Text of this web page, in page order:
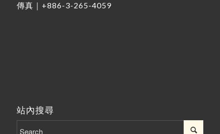
傳真｜+886-3-265-4059
站內搜尋